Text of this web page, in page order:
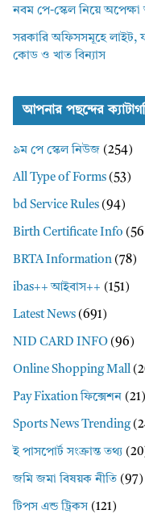
নবম পে-স্কেল নিয়ে
সরকারি অফিসসমূহে লাইট,
কোড ও খাত বিন্যাস
আপনার পছন্দের
৯ম পে স্কেল নিউজ (254)
All Type of Forms (53)
bd Service Rules (94)
Birth Certificate Info
BRTA Information (78)
ibas++ আইবাস++ (151)
Latest News (691)
NID CARD INFO (96)
Online Shopping Mall
Pay Fixation ফিক্সেশন (21)
Sports News Trending
ই পাসপোর্ট সংক্রান্ত তথ্য
জমি জমা বিষয়ক নীতি (97)
টিপস এন্ড ট্রিকস (121)